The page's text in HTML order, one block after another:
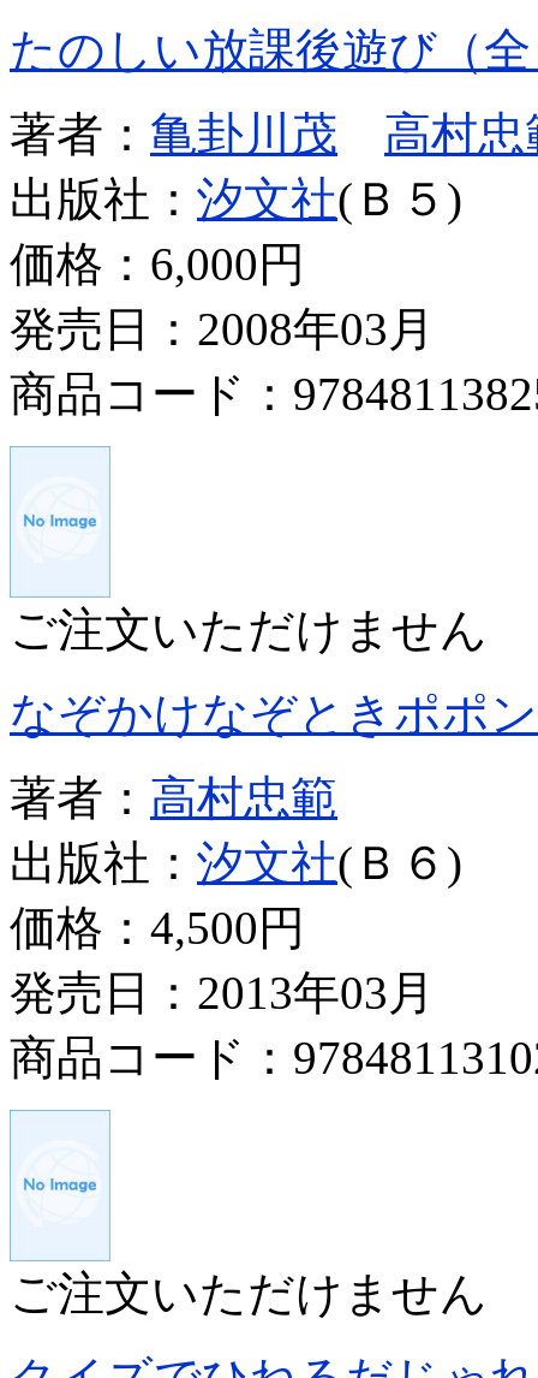
たのしい放課後遊び（
著者： 亀卦川茂
高村忠
出版社： 汐文社(Ｂ５)
価格： 6,000円
発売日：2008年03月
商品コード：
ご注文いただけません
なぞかけなぞときポポ
著者： 高村忠範
出版社： 汐文社(Ｂ６)
価格： 4,500円
発売日：2013年03月
商品コード：
ご注文いただけません